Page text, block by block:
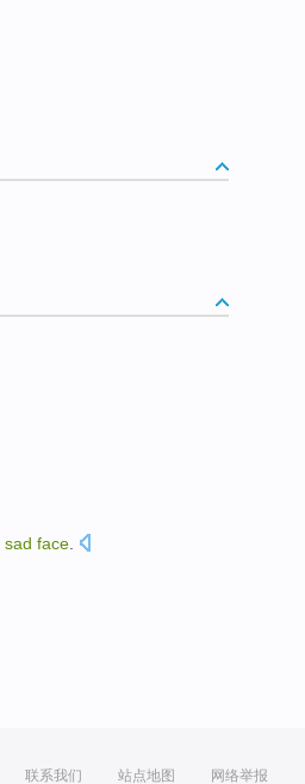
sad face
联系我们 站点地图 网络举报